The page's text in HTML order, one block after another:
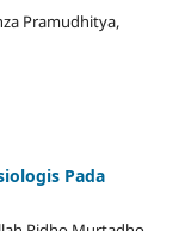
Pramudhitya,
Pada